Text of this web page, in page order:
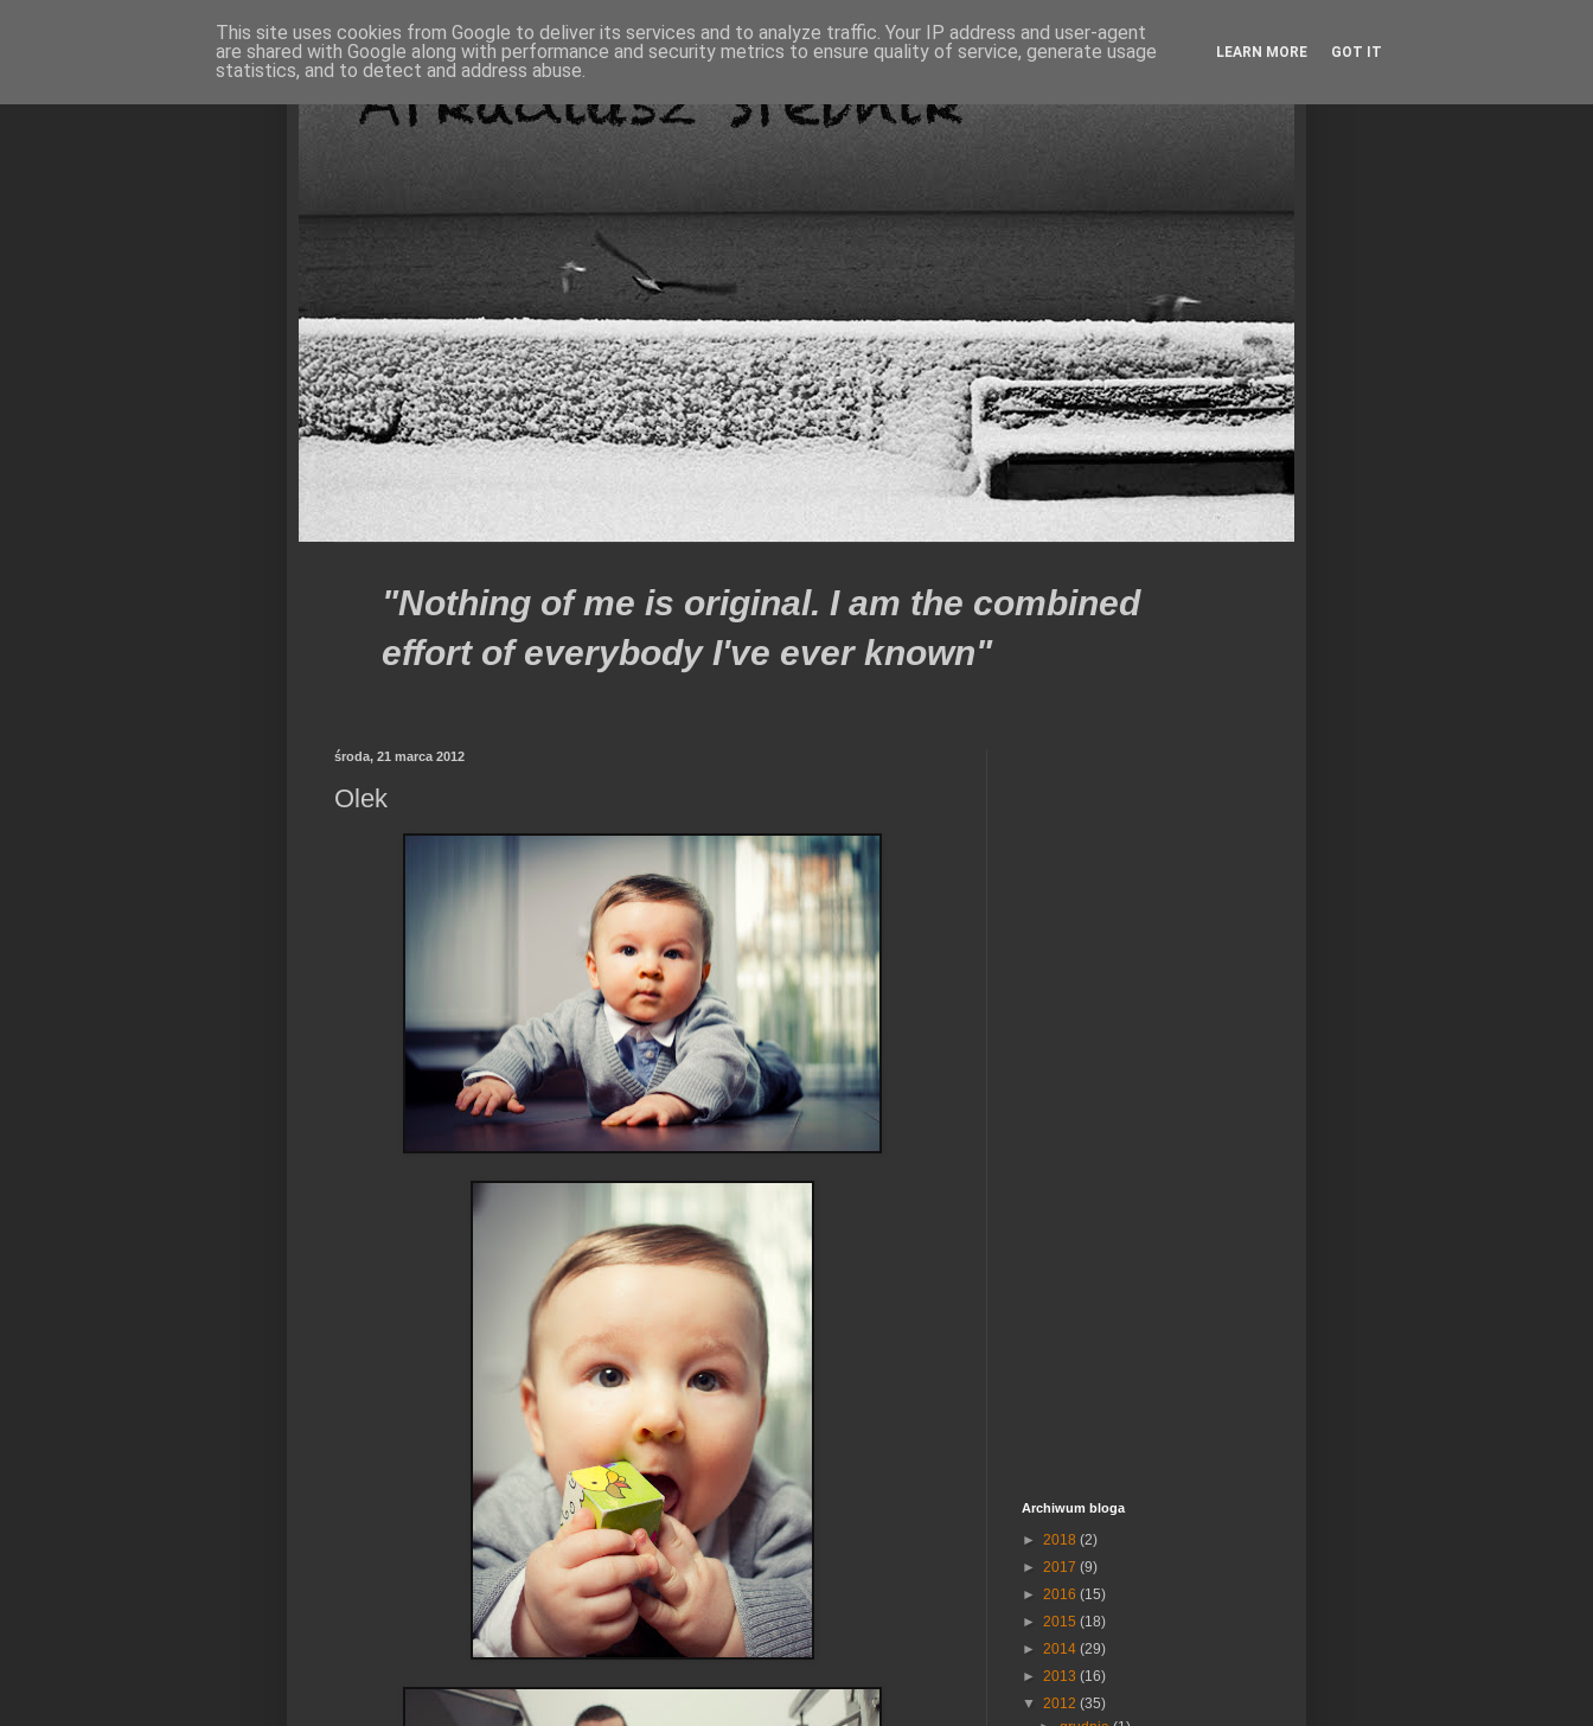
"Nothing of me is original. I am the combined
effort of everybody I've ever known"
środa, 21 marca 2012
Olek
Archiwum bloga
► 2018 (2)
► 2017 (9)
► 2016 (15)
► 2015 (18)
► 2014 (29)
► 2013 (16)
▼ 2012 (35)
This site uses cookies from Google to deliver its services and to analyze traffic. Your IP address and user-agent
are shared with Google along with performance and security metrics to ensure quality of service, generate usage
statistics, and to detect and address abuse.
LEARN MORE GOT IT